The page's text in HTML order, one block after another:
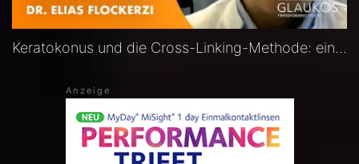
Keratokonus und die Cross-Linking-Methode: ein Interview mit Dr. Elias Flockerzi